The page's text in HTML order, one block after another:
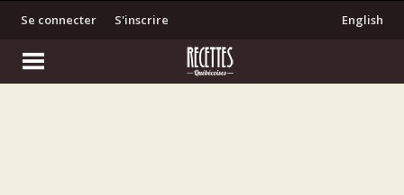
S'inscrire
Se connecter English